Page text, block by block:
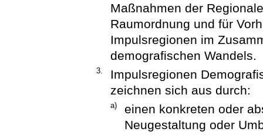
Maßnahmen der
Raumordnung und für
Impulsregionen im
demografischen Wandels.
3.
Impulsregionen
zeichnen sich aus durch:
a)
einen konkreten oder
Neugestaltung oder